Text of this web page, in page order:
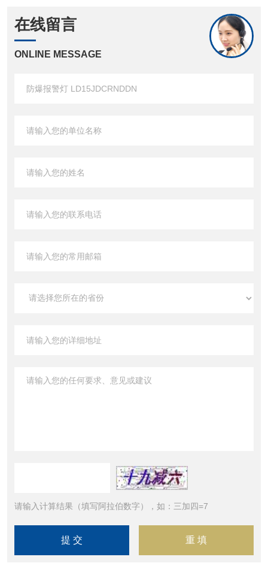
在线留言
ONLINE MESSAGE
请输入计算结果（填写阿拉伯数字），如：三加四=7